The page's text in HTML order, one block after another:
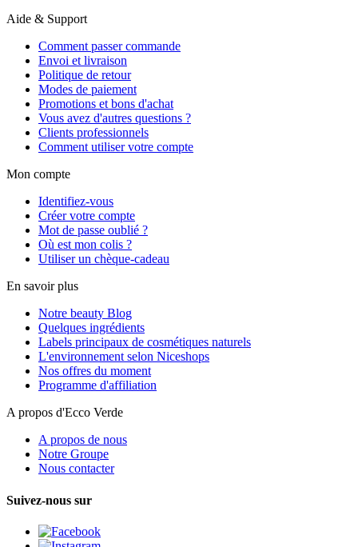
Aide & Support
Comment passer commande
Envoi et livraison
Politique de retour
Modes de paiement
Promotions et bons d'achat
Vous avez d'autres questions ?
Clients professionnels
Comment utiliser votre compte
Mon compte
Identifiez-vous
Créer votre compte
Mot de passe oublié ?
Où est mon colis ?
Utiliser un chèque-cadeau
En savoir plus
Notre beauty Blog
Quelques ingrédients
Labels principaux de cosmétiques naturels
L'environnement selon Niceshops
Nos offres du moment
Programme d'affiliation
A propos d'Ecco Verde
A propos de nous
Notre Groupe
Nous contacter
Suivez-nous sur